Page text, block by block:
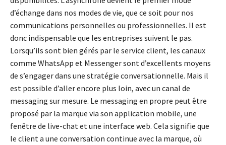
d’échange dans nos modes de vie, que ce soit pour nos
communications personnelles ou professionnelles. Il est
donc indispensable que les entreprises suivent le pas.
Lorsqu’ils sont bien gérés par le service client, les canaux
comme WhatsApp et Messenger sont d’excellents moyens
de s’engager dans une stratégie conversationnelle. Mais il
est possible d’aller encore plus loin, avec un canal de
messaging sur mesure. Le messaging en propre peut être
proposé par la marque via son application mobile, une
fenêtre de live-chat et une interface web. Cela signifie que
le client a une conversation continue avec la marque, où